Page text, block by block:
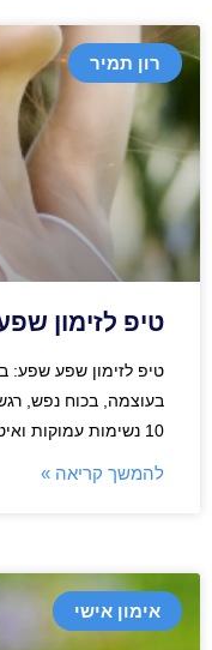
רון תמיר
טיפ לזימון
טיפ לזימון שפע שפע:
בעוצמה, בכוח נפש,
10 נשימות עמוקות ואיטיות ! שנית להתחבר
להמשך קריאה »
אימון אישי